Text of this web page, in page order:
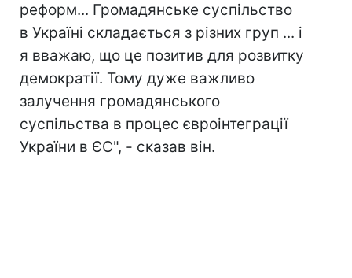
реформ... Громадянське суспільство
в Україні складається з різних груп ... і
я вважаю, що це позитив для розвитку
демократії. Тому дуже важливо
залучення громадянського
суспільства в процес євроінтеграції
України в ЄС", - сказав він.